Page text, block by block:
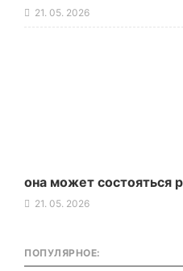
21. 05. 2026
она может состояться
21. 05. 2026
ПОПУЛЯРНОЕ: